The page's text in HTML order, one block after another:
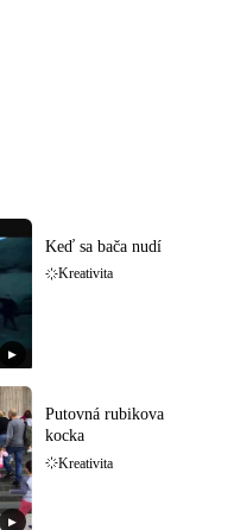
▶
Keď sa bača nudí
Kreativita
▶
Putovná rubikova
kocka
Kreativita